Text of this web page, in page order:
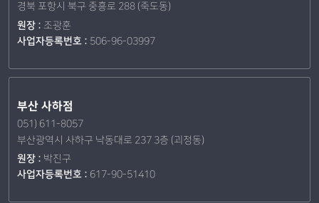
경북 포항시 북구 중흥로 288 (죽도동)
원장 :조광훈
사업자등록번호 : 506-96-03997
부산 사하점
051) 611-8057
부산광역시 사하구 낙동대로 237 3층 (괴정동)
원장 : 박진구
사업자등록번호 : 617-90-51410